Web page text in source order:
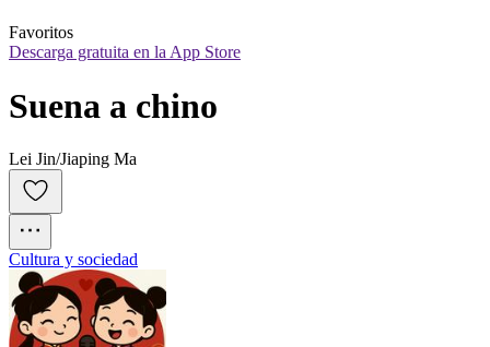
Favoritos
Descarga gratuita en la App Store
Suena a chino
Lei Jin/Jiaping Ma
Cultura y sociedad